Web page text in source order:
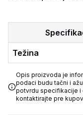
Težina
Opis proizvoda je
podaci budu tačni i
potvrdu specifikacije i
kontaktirajte pre